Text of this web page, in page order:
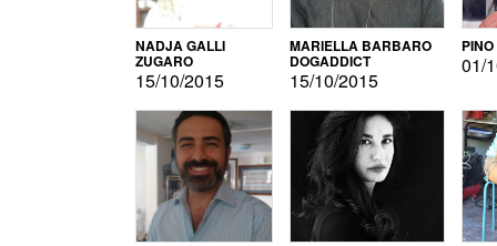
NADJA GALLI
ZUGARO
15/10/2015
MARIELLA BARBARO
DOGADDICT
15/10/2015
01/